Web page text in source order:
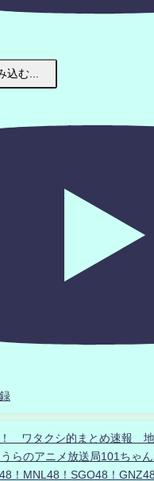
込む...
！ ワタクシ的まとめ速報 地
らのアニメ放送局101ちゃ
！MNL48！SGO48！